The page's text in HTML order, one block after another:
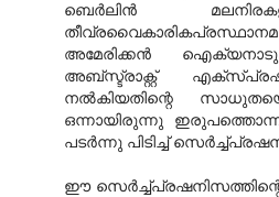
ബെര്‍ലിന്‍
അമേരിക്കന്‍
അബ്‌സ്ട്രാക്റ്റ്
നല്‍കിയതിന്റെ
ഒന്നായിരുന്നു
പടര്‍ന്നു പിടിച്ച്
ഈ